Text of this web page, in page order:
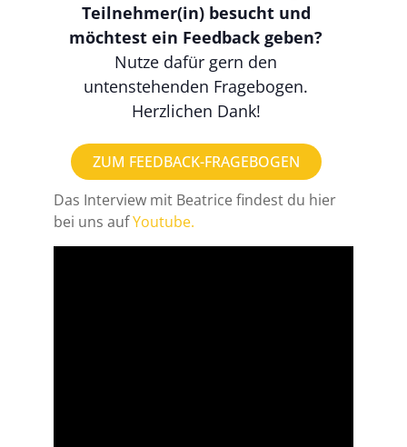
Teilnehmer(in) besucht und
möchtest ein Feedback geben?
Nutze dafür gern den
untenstehenden Fragebogen.
Herzlichen Dank!
ZUM FEEDBACK-FRAGEBOGEN
Das Interview mit Beatrice findest du hier
bei uns aufYoutube.